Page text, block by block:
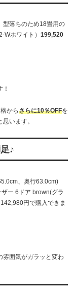
型落ちのため18畳用の
ホワイト） 199,520
からさらに10％OFFを
います。
♪
、奥行63.0cm)
ー 6ドア brown(グラ
円で購入できま
雰囲気がガラッと変わ